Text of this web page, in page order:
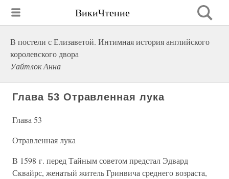
ВикиЧтение
В постели с Елизаветой. Интимная история английского
королевского двора
Уайтлок Анна
Глава 53 Отравленная лука
Глава 53
Отравленная лука
В 1598 г. перед Тайным советом предстал Эдвард
Сквайрс, женатый житель Гринвича среднего возраста,